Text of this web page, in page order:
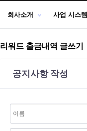
회사소개 사업 시스템
리워드 출금내역 글쓰기
공지사항 작성